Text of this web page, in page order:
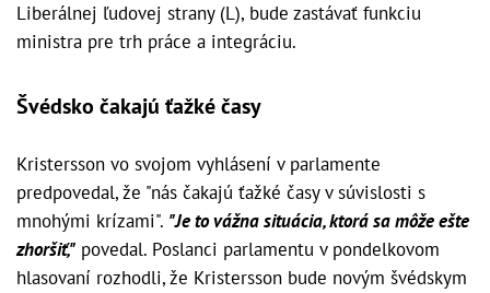
Liberálnej ľudovej strany (L), bude zastávať funkciu
ministra pre trh práce a integráciu.
Švédsko čakajú ťažké časy
Kristersson vo svojom vyhlásení v parlamente
predpovedal, že "nás čakajú ťažké časy v súvislosti s
mnohými krízami". "Je to vážna situácia, ktorá sa môže ešte
zhoršiť," povedal. Poslanci parlamentu v pondelkovom
hlasovaní rozhodli, že Kristersson bude novým švédskym